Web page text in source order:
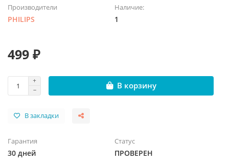
Производители
PHILIPS
Наличие:
1
499 ₽
В корзину
В закладки
Гарантия
30 дней
Статус
ПРОВЕРЕН